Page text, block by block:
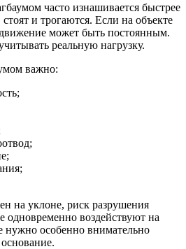
часто изнашивается быстрее
и трогаются. Если на объекте
может быть постоянным.
реальную нагрузку.
важно:
на уклоне, риск разрушения
воздействуют на
нужно особенно внимательно